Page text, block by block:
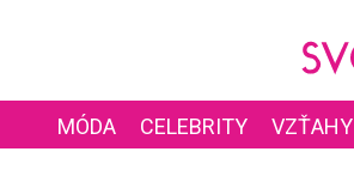
MÓDA CELEBRITY VZŤAHY